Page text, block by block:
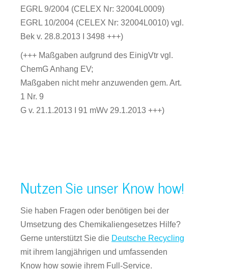
EGRL 9/2004 (CELEX Nr: 32004L0009)
EGRL 10/2004 (CELEX Nr: 32004L0010) vgl.
Bek v. 28.8.2013 I 3498 +++)
(+++ Maßgaben aufgrund des EinigVtr vgl.
ChemG Anhang EV;
Maßgaben nicht mehr anzuwenden gem. Art.
1 Nr. 9
G v. 21.1.2013 I 91 mWv 29.1.2013 +++)
Nutzen Sie unser Know how!
Sie haben Fragen oder benötigen bei der
Umsetzung des Chemikaliengesetzes Hilfe?
Gerne unterstützt Sie die Deutsche Recycling
mit ihrem langjährigen und umfassenden
Know how sowie ihrem Full-Service.